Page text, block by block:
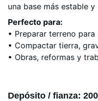
una base más estable y
Perfecto para:
• Preparar terreno
• Compactar tierra,
• Obras, reformas y
Depósito / fianza: